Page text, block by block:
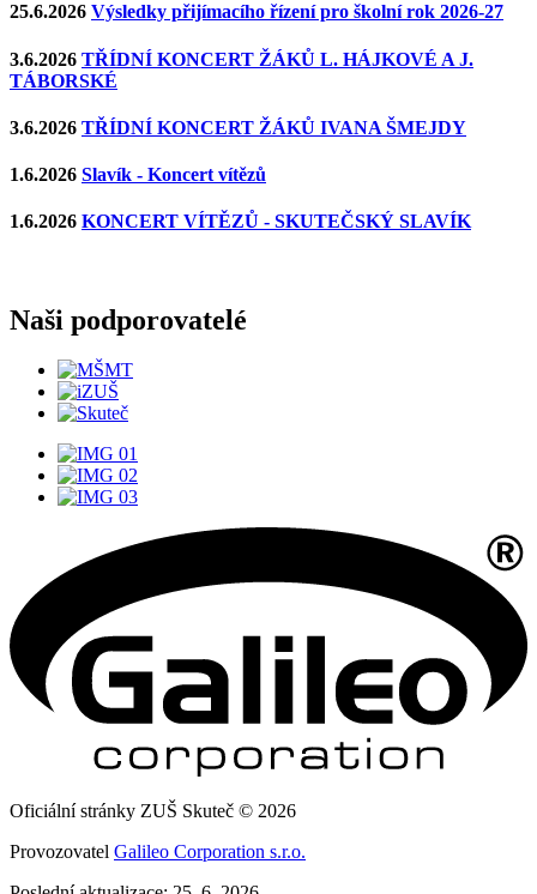
25.6.2026 Výsledky přijímacího řízení pro školní rok 2026-27
3.6.2026 TŘÍDNÍ KONCERT ŽÁKŮ L. HÁJKOVÉ A J.
TÁBORSKÉ
3.6.2026 TŘÍDNÍ KONCERT ŽÁKŮ IVANA ŠMEJDY
1.6.2026 Slavík - Koncert vítězů
1.6.2026 KONCERT VÍTĚZŮ - SKUTEČSKÝ SLAVÍK
Naši podporovatelé
Oficiální stránky ZUŠ Skuteč © 2026
Provozovatel Galileo Corporation s.r.o.